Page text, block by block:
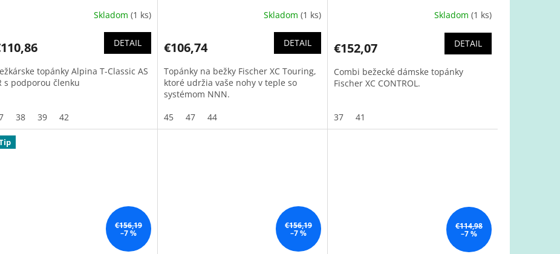
Skladom (1 ks)
DETAIL
topánky Alpina T-Classic AS
s podporou členku
38 39 42
Skladom (1 ks)
€106,74 DETAIL
Topánky na bežky Fischer XC Touring,
ktoré udržia vaše nohy v teple so
systémom NNN.
45
47 44
Skladom (1 ks)
€152,07 DETAIL
Combi bežecké dámske topánky
Fischer XC CONTROL.
37 41
€156,19
–7 %
€156,19
–7 %
€114,98
–7 %